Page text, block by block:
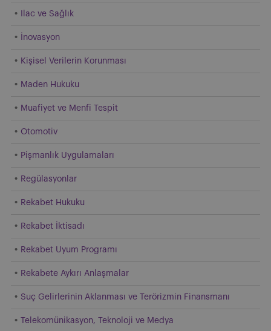
Ilac ve Sağlık
İnovasyon
Kişisel Verilerin Korunması
Maden Hukuku
Muafiyet ve Menfi Tespit
Otomotiv
Pişmanlık Uygulamaları
Regülasyonlar
Rekabet Hukuku
Rekabet İktisadı
Rekabet Uyum Programı
Rekabete Aykırı Anlaşmalar
Suç Gelirlerinin Aklanması ve Terörizmin Finansmanı
Telekomünikasyon, Teknoloji ve Medya